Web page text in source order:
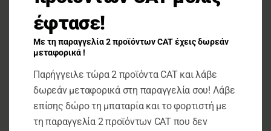
GTC ΤΣΕΚΟΥΡΙΑ ΤΥΠΟΥ TALABOT 700gr ΙΤΑΛΙΑΣ
€16.00
ΠΡΟΣΘΉΚΗ ΣΤΟ ΚΑΛΆΘΙ
έφτασε!
Με τη παραγγελία 2 προϊόντων CAT έχεις δωρεάν
μεταφορικά !
Παρήγγειλε τώρα 2 προϊόντα CAT και λάβε
δωρεάν μεταφορικά στη παραγγελία σου! Λάβε
επίσης δώρο τη μπαταρία και το φορτιστή με
τη παραγγελία 2 προϊόντων CAT που δεν